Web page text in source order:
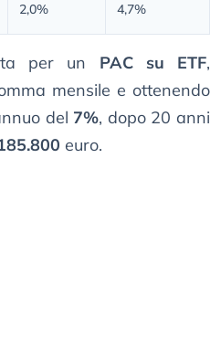
2,0% 4,7%
per un PAC su ETF,
mensile e ottenendo
del 7%, dopo 20 anni
euro.